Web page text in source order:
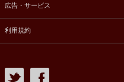
広告・サービス
利用規約